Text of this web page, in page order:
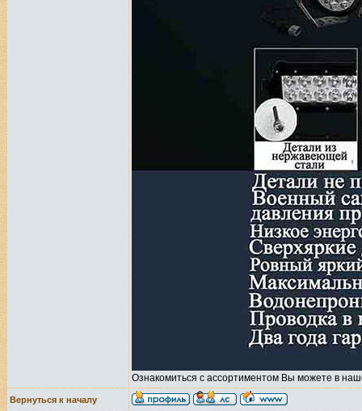
Ознакомиться с ассортиментом Вы можете в
Вернуться к началу